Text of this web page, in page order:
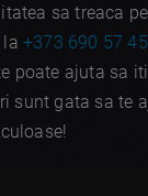
sa treaca
la+373 690 57
poate ajuta sa
sunt gata sa te